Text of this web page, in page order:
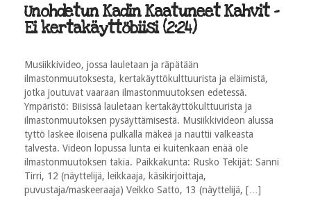
Unohdetun Kadin Kaatuneet Kahvit -
Ei kertakäyttöbiisi (2:24)
Musiikkivideo, jossa lauletaan ja räpätään
ilmastonmuutoksesta, kertakäyttökulttuurista ja eläimistä,
jotka joutuvat vaaraan ilmastonmuutoksen edetessä.
Ympäristö: Biisissä lauletaan kertakäyttökulttuurista ja
ilmastonmuutoksen pysäyttämisestä. Musiikkivideon alussa
tyttö laskee iloisena pulkalla mäkeä ja nauttii valkeasta
talvesta. Videon lopussa lunta ei kuitenkaan enää ole
ilmastonmuutoksen takia. Paikkakunta: Rusko Tekijät: Sanni
Tirri, 12 (näyttelijä, leikkaaja, käsikirjoittaja,
puvustaja/maskeeraaja) Veikko Satto, 13 (näyttelijä, […]